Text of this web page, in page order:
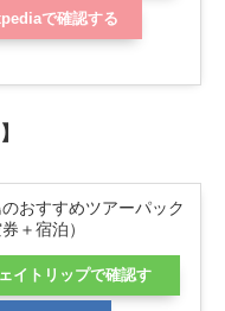
で確認する
おすすめツアーパック
券＋宿泊）
イトリップで確認す